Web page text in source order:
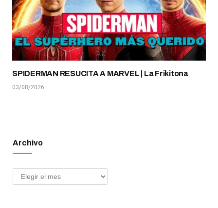
SPIDERMAN RESUCITA A MARVEL | La Frikitona
03/08/2026
Archivo